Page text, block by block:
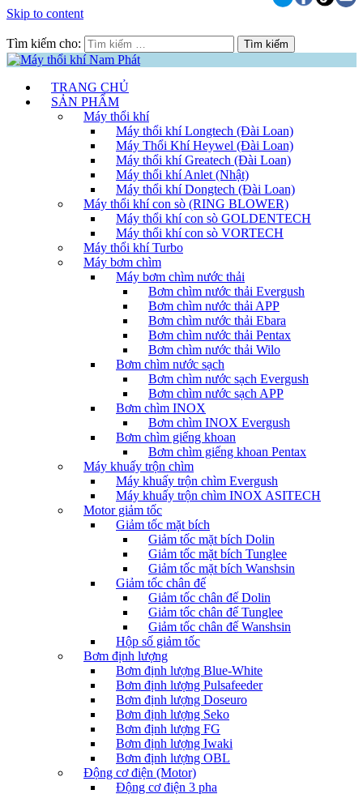
Skip to content
Tìm kiếm cho:
TRANG CHỦ
SẢN PHẨM
Máy thổi khí
Máy thổi khí Longtech (Đài Loan)
Máy Thổi Khí Heywel (Đài Loan)
Máy thổi khí Greatech (Đài Loan)
Máy thổi khí Anlet (Nhật)
Máy thổi khí Dongtech (Đài Loan)
Máy thổi khí con sò (RING BLOWER)
Máy thổi khí con sò GOLDENTECH
Máy thổi khí con sò VORTECH
Máy thổi khí Turbo
Máy bơm chìm
Máy bơm chìm nước thải
Bơm chìm nước thải Evergush
Bơm chìm nước thải APP
Bơm chìm nước thải Ebara
Bơm chìm nước thải Pentax
Bơm chìm nước thải Wilo
Bơm chìm nước sạch
Bơm chìm nước sạch Evergush
Bơm chìm nước sạch APP
Bơm chìm INOX
Bơm chìm INOX Evergush
Bơm chìm giếng khoan
Bơm chìm giếng khoan Pentax
Máy khuấy trộn chìm
Máy khuấy trộn chìm Evergush
Máy khuấy trộn chìm INOX ASITECH
Motor giảm tốc
Giảm tốc mặt bích
Giảm tốc mặt bích Dolin
Giảm tốc mặt bích Tunglee
Giảm tốc mặt bích Wanshsin
Giảm tốc chân đế
Giảm tốc chân đế Dolin
Giảm tốc chân đế Tunglee
Giảm tốc chân đế Wanshsin
Hộp số giảm tốc
Bơm định lượng
Bơm định lượng Blue-White
Bơm định lượng Pulsafeeder
Bơm định lượng Doseuro
Bơm định lượng Seko
Bơm định lượng FG
Bơm định lượng Iwaki
Bơm định lượng OBL
Động cơ điện (Motor)
Động cơ điện 3 pha